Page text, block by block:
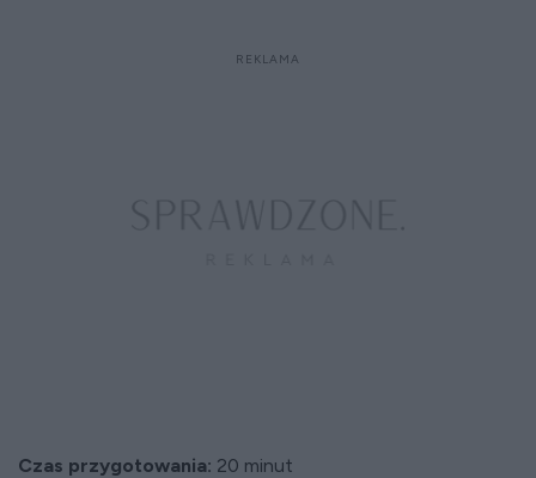
Czas przygotowania: 20 minut